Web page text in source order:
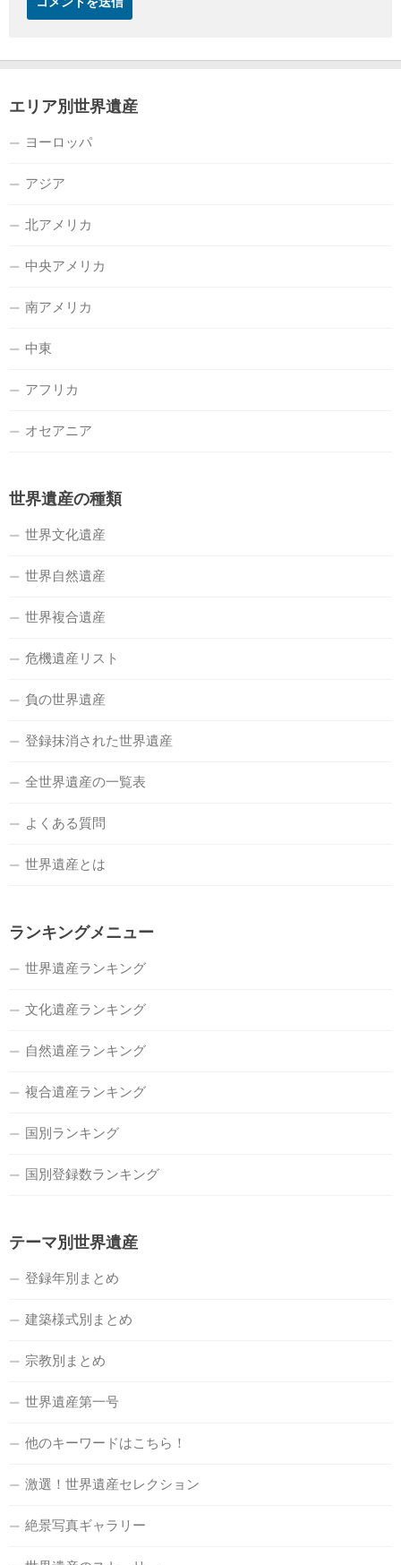
エリア別世界遺産
ヨーロッパ
アジア
北アメリカ
中央アメリカ
南アメリカ
中東
アフリカ
オセアニア
世界遺産の種類
世界文化遺産
世界自然遺産
世界複合遺産
危機遺産リスト
負の世界遺産
登録抹消された世界遺産
全世界遺産の一覧表
よくある質問
世界遺産とは
ランキングメニュー
世界遺産ランキング
文化遺産ランキング
自然遺産ランキング
複合遺産ランキング
国別ランキング
国別登録数ランキング
テーマ別世界遺産
登録年別まとめ
建築様式別まとめ
宗教別まとめ
世界遺産第一号
他のキーワードはこちら！
激選！世界遺産セレクション
絶景写真ギャラリー